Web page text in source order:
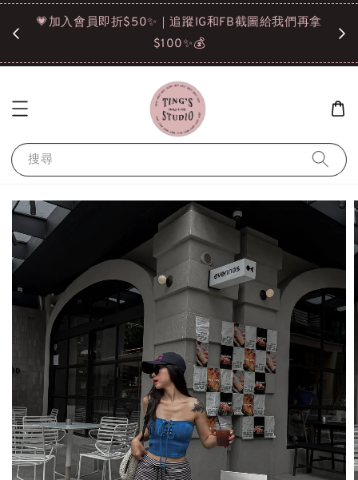
選
💗加入會員即折$50✨｜追蹤IG和FB截圖給我們再拿
$100✨💰
搜尋